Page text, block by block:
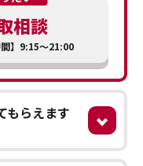
相談
】9:15～21:00
もらえます